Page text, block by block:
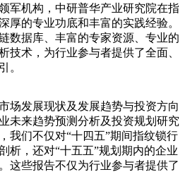
机构，中研普华产业研究院在指
厚的专业功底和丰富的实践经验。
数据库、丰富的专家资源、专业的
技术，为行业参与者提供了全面、
。
发展现状及发展趋势与投资方向
未来趋势预测分析及投资规划研究
我们不仅对“十四五”期间指纹锁行
析，还对“十五五”规划期内的企业
这些报告不仅为行业参与者提供了